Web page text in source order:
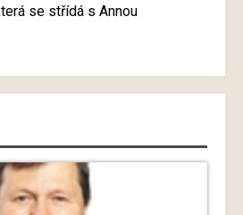
se střídá s Annou